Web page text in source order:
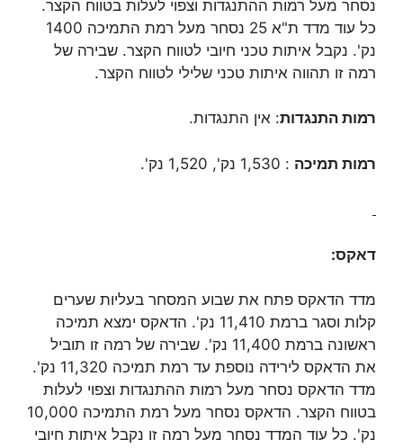
נסחר מעל רמות ההתנגדות וצפוי לעלות בטווח הקצר.
כל עוד מדד ת"א 25 נסחר מעל רמת התמיכה 1400
נק'. נקבל איתות טכני חיובי לטווח הקצר. שבירה של
רמה זו תהווה איתות טכני שלילי לטווח הקצר.
רמות התנגדות: אין התנגדות.
רמות תמיכה : 1,530 נק', 1,520 נק'.
דאקס:
מדד הדאקס פתח את שבוע המסחר בעליות שערים
קלות וסגר ברמת 11,410 נק'. הדאקס ימצא תמיכה
ראשונה ברמת 11,400 נק'. שבירה של רמה זו תוביל
את הדאקס לירידה נוספת עד רמת תמיכה 11,320 נק'.
מדד הדאקס נסחר מעל רמות ההתנגדות וצפוי לעלות
בטווח הקצר. הדאקס נסחר מעל רמת התמיכה 10,000
נק'. כל עוד המדד נסחר מעל רמה זו נקבל איתות חיובי